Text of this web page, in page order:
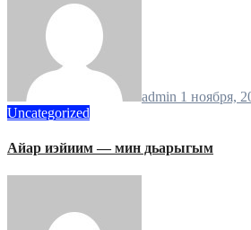
admin 1 ноября,
Uncategorized
Айар иэйиим — мин дьарыгым